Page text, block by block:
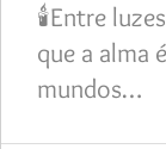
🕯️Entre
que a alma
mundos…